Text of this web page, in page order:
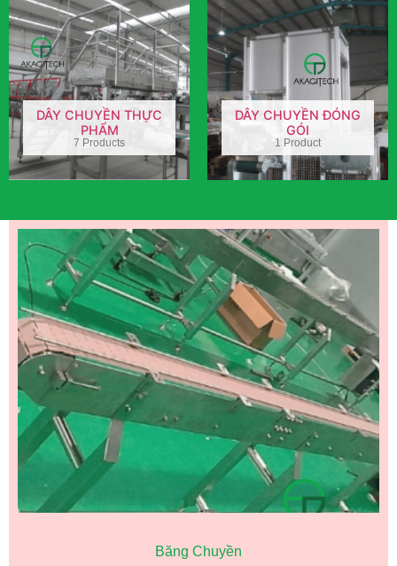
DÂY CHUYỀN THỰC
PHẨM
7 Products
DÂY CHUYỀN ĐÓNG
GÓI
1 Product
Băng Chuyền